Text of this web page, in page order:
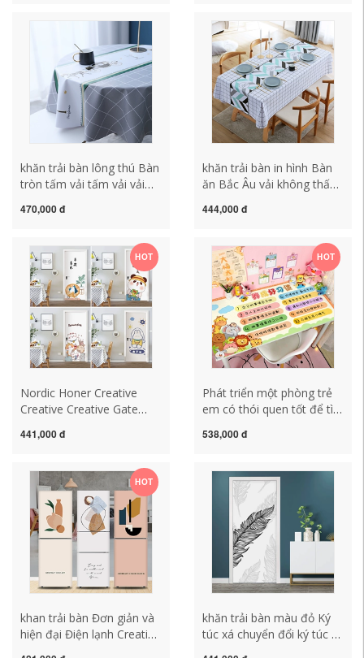
Bàn vuông Vải tối giản
khăn trải bàn văn phòng
khăn trải bàn vintage
trai ban dep
khăn trải bàn lông thú Bàn
tròn tấm vải tấm vải vải
round home bàn vải pvc
tròn khăn trải bàn vải trải
bàn khăn trải bàn pvc
470,000 đ
khăn trải bàn in hình Bàn
ăn Bắc Âu vải không thấm
Home Coffee Bàn vải Ins
khăn trải bàn in hình khăn
trải bàn tròn tiệc cưới
444,000 đ
HOT
Nordic Honer Creative
Creative Creative Gate
ngủ trang trí hoạt hình Tái
mẫu khăn trải bàn hội nghị
khăn trải bàn ăn đẹp
441,000 đ
HOT
Phát triển một phòng trẻ
em có thói quen tốt để tìm
giường cạnh giường bàn
dầu tự do khăn trải bàn
không thấm nước khăn
trải bàn nhựa pvc
538,000 đ
HOT
khan trải bàn Đơn giản và
hiện đại Điện lạnh Creative
khăn trải bàn màu đỏ Ký
túc xá chuyển đổi ký túc xá